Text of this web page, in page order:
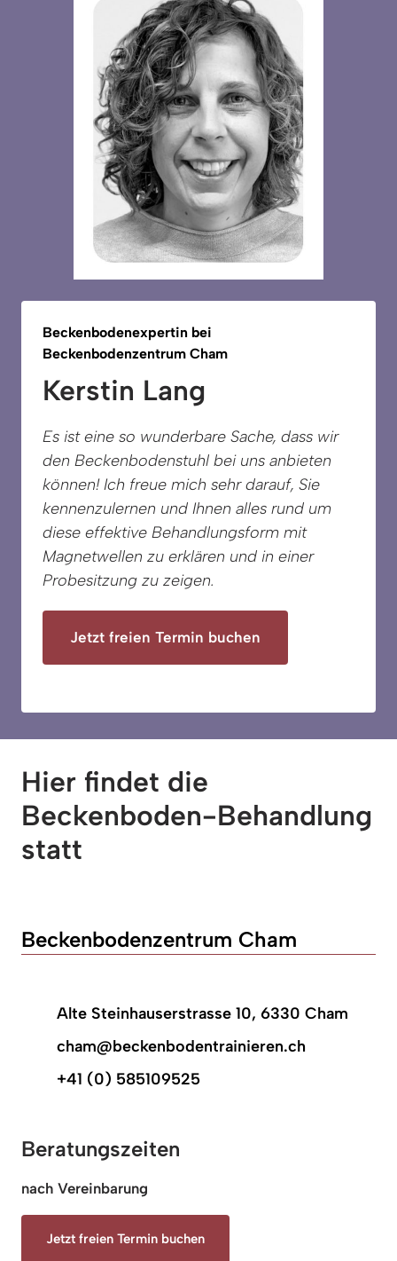
Beckenbodenexpertin
Beckenbodenzentrum Cham
Kerstin Lang
Es ist eine so wunderbare Sache, dass wir
den Beckenbodenstuhl bei uns anbieten
können! Ich freue mich sehr darauf, Sie
kennenzulernen und Ihnen alles rund um
diese effektive Behandlungsform mit
Magnetwellen zu erklären und in einer
Probesitzung zu zeigen.
Jetzt freien Termin buchen
Hier findet die
Beckenboden-Behandlung
statt
Beckenbodenzentrum Cham
Alte Steinhauserstrasse 10, 6330 Cham
cham@beckenbodentrainieren.ch
+41 (0) 585109525
Beratungszeiten
nach Vereinbarung
Jetzt freien Termin buchen